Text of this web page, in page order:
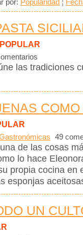
por: Popularidad ¦
las tradiciones
49
de las cosas
lo hace
propia cocina en
esponjas
UN